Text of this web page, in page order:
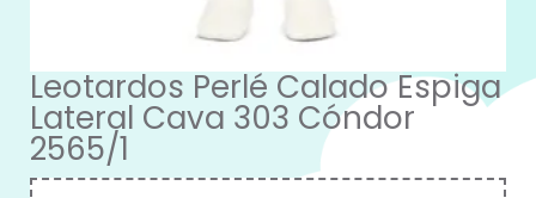
Leotardos Perlé Calado Espiga
Lateral Cava 303 Cóndor
2565/1